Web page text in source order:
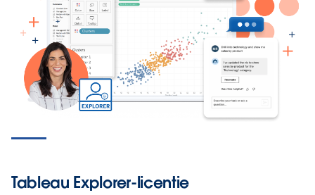
Tableau Explorer-licentie